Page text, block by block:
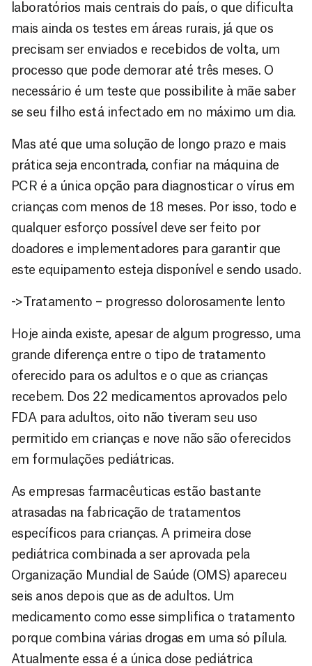
laboratórios mais centrais do país, o que dificulta
mais ainda os testes em áreas rurais, já que os
precisam ser enviados e recebidos de volta, um
processo que pode demorar até três meses. O
necessário é um teste que possibilite à mãe saber
se seu filho está infectado em no máximo um dia.
Mas até que uma solução de longo prazo e mais
prática seja encontrada, confiar na máquina de
PCR é a única opção para diagnosticar o vírus em
crianças com menos de 18 meses. Por isso, todo e
qualquer esforço possível deve ser feito por
doadores e implementadores para garantir que
este equipamento esteja disponível e sendo usado.
->Tratamento – progresso dolorosamente lento
Hoje ainda existe, apesar de algum progresso, uma
grande diferença entre o tipo de tratamento
oferecido para os adultos e o que as crianças
recebem. Dos 22 medicamentos aprovados pelo
FDA para adultos, oito não tiveram seu uso
permitido em crianças e nove não são oferecidos
em formulações pediátricas.
As empresas farmacêuticas estão bastante
atrasadas na fabricação de tratamentos
específicos para crianças. A primeira dose
pediátrica combinada a ser aprovada pela
Organização Mundial de Saúde (OMS) apareceu
seis anos depois que as de adultos. Um
medicamento como esse simplifica o tratamento
porque combina várias drogas em uma só pílula.
Atualmente essa é a única dose pediátrica